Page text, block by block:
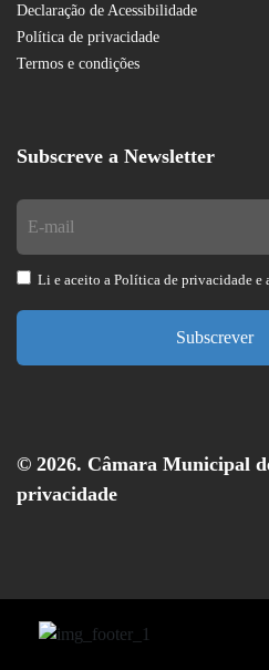
Declaração de Acessibilidade
Política de privacidade
Termos e condições
Subscreve a Newsletter
Li e aceito a Política de privacidade e
Subscrever
© 2026. Câmara Municipal
privacidade